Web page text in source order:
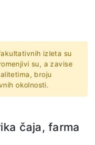
izleta su
su, a zavise
broju
okolnosti.
čaja, farma